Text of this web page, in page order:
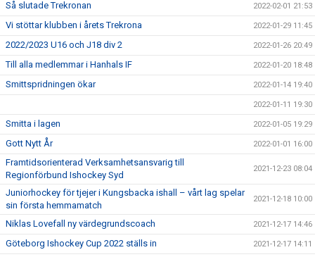
Så slutade Trekronan 2022-02-01 21:53
Vi stöttar klubben i årets Trekrona 2022-01-29 11:45
2022/2023 U16 och J18 div 2 2022-01-26 20:49
Till alla medlemmar i Hanhals IF 2022-01-20 18:48
Smittspridningen ökar 2022-01-14 19:40
2022-01-11 19:30
Smitta i lagen 2022-01-05 19:29
Gott Nytt År 2022-01-01 16:00
Framtidsorienterad Verksamhetsansvarig till
Regionförbund Ishockey Syd
2021-12-23 08:04
Juniorhockey för tjejer i Kungsbacka ishall – vårt lag spelar
sin första hemmamatch
2021-12-18 10:00
Niklas Lovefall ny värdegrundscoach 2021-12-17 14:46
Göteborg Ishockey Cup 2022 ställs in 2021-12-17 14:11